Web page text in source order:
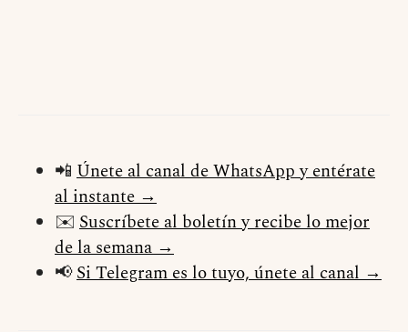
📲 Únete al canal de WhatsApp y entérate
al instante →
✉️ Suscríbete al boletín y recibe lo mejor
de la semana →
📢Si Telegram es lo tuyo, únete al canal →